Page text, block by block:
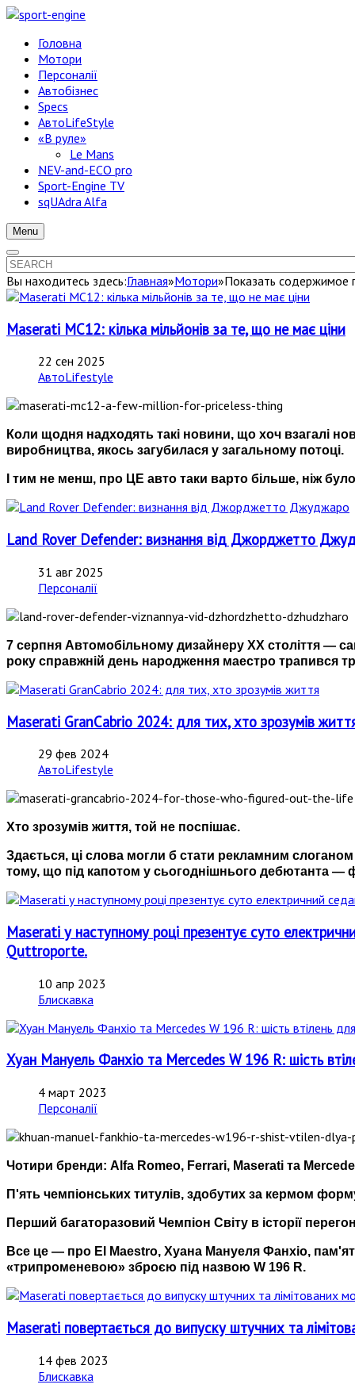
Головна
Мотори
Персоналії
Автобізнес
Specs
АвтоLifeStyle
«В руле»
Le Mans
NEV-and-ECO pro
Sport-Engine TV
sqUAdra Alfa
Menu
Вы находитесь здесь:Главная»Мотори»Показать содержимое
Maserati MC12: кілька мільйонів за те, що не має ціни
22 сен 2025
АвтоLifestyle
Коли щодня надходять такі новини, що хоч взагалі
виробництва, якось загубилася у загальному потоці.
І тим не менш, про ЦЕ авто таки варто більше, ніж
Land Rover Defender: визнання від Джорджетто
31 авг 2025
Персоналії
7 серпня Автомобільному дизайнеру ХХ століття —
року справжній день народження маестро трапився
Maserati GranCabrio 2024: для тих, хто зрозумів
29 фев 2024
АвтоLifestyle
Хто зрозумів життя, той не поспішає.
Здається, ці слова могли б стати рекламним
тому, що під капотом у сьогоднішнього дебютанта —
Maserati у наступному році презентує суто
Quttroporte.
10 апр 2023
Блискавка
Хуан Мануель Фанхіо та Mercedes W 196 R: шість
4 март 2023
Персоналії
Чотири бренди: Alfa Romeo, Ferrari, Maserati та
П'ять чемпіонських титулів, здобутих за кермом
Перший багаторазовий Чемпіон Світу в історії
Все це — про El Maestro, Хуана Мануеля Фанхіо,
«трипроменевою» зброєю під назвою W 196 R.
Maserati повертається до випуску штучних та
14 фев 2023
Блискавка